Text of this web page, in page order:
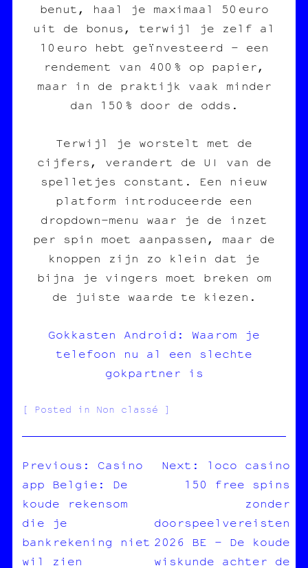
benut, haal je maximaal 50 euro
uit de bonus, terwijl je zelf al
10 euro hebt geïnvesteerd – een
rendement van 400 % op papier,
maar in de praktijk vaak minder
dan 150 % door de odds.
Terwijl je worstelt met de
cijfers, verandert de UI van de
spelletjes constant. Een nieuw
platform introduceerde een
dropdown-menu waar je de inzet
per spin moet aanpassen, maar de
knoppen zijn zo klein dat je
bijna je vingers moet breken om
de juiste waarde te kiezen.
Gokkasten Android: Waarom je
telefoon nu al een slechte
gokpartner is
Posted in Non classé
NAVIGATION
DE
L’ARTICLE
Previous:
Casino
app Belgie: De
koude rekensom
die je
bankrekening niet
wil zien
Next:
loco casino
150 free spins
zonder
doorspeelvereisten
2026 BE – De koude
wiskunde achter de